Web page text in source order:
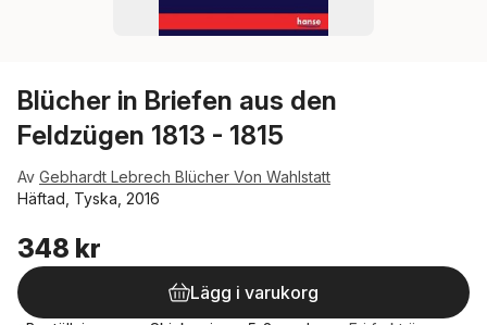
Blücher in Briefen aus den
Feldzügen 1813 - 1815
Av Gebhardt Lebrech Blücher Von Wahlstatt
Häftad, Tyska, 2016
348 kr
Lägg i varukorg